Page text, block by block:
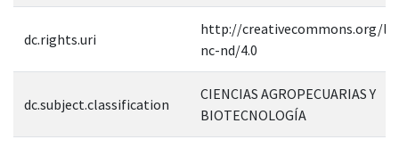
dc.rights.uri
http://creativecommons.org/
nc-nd/4.0
dc.subject.classification
CIENCIAS AGROPECUARIAS Y
BIOTECNOLOGÍA